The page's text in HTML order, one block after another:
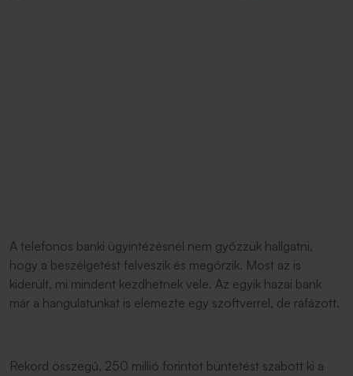
A telefonos banki ügyintézésnél nem győzzük hallgatni,
hogy a beszélgetést felveszik és megőrzik. Most az is
kiderült, mi mindent kezdhetnek vele. Az egyik hazai bank
már a hangulatunkat is elemezte egy szoftverrel, de ráfázott.
Rekord összegű, 250 millió forintot büntetést szabott ki a